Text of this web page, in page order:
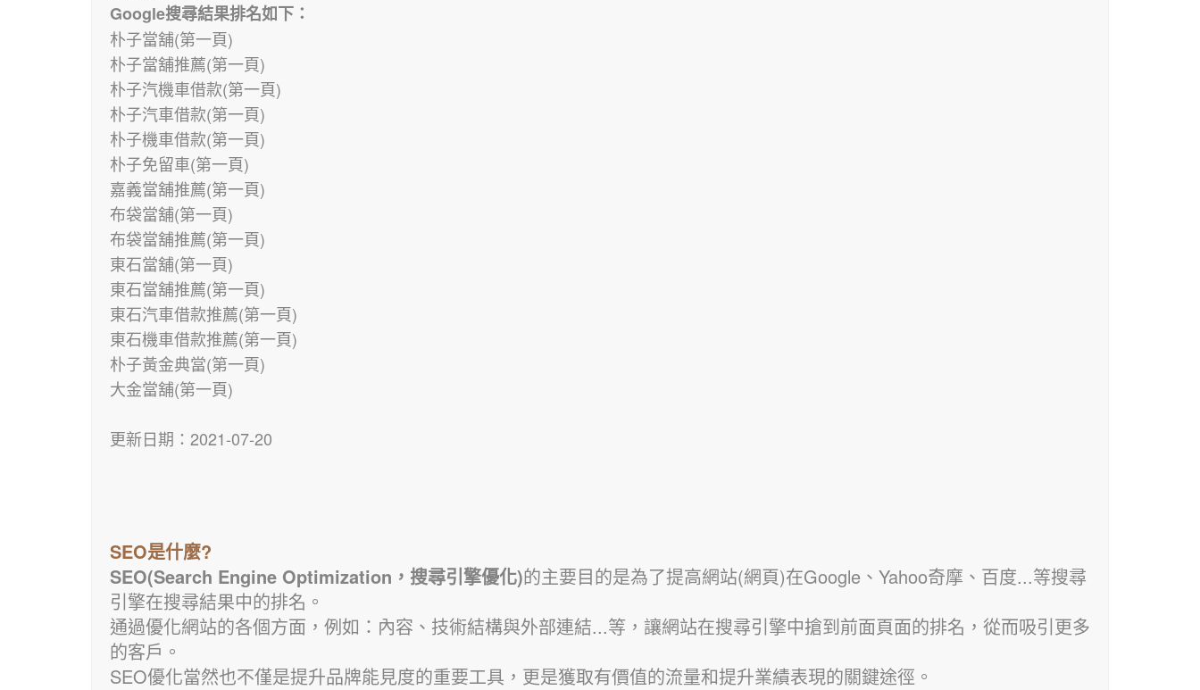
Google搜尋結果排名如下：
朴子當舖(第一頁)
朴子當舖推薦(第一頁)
朴子汽機車借款(第一頁)
朴子汽車借款(第一頁)
朴子機車借款(第一頁)
朴子免留車(第一頁)
嘉義當舖推薦(第一頁)
布袋當舖(第一頁)
布袋當舖推薦(第一頁)
東石當舖(第一頁)
東石當舖推薦(第一頁)
東石汽車借款推薦(第一頁)
東石機車借款推薦(第一頁)
朴子黃金典當(第一頁)
大金當舖(第一頁)
更新日期：2021-07-20
SEO是什麼?
SEO(Search Engine Optimization，搜尋引擎優化)的主要目的是為了提高網站(網頁)在Google、Yahoo奇摩、百度...等搜尋
引擎在搜尋結果中的排名。
通過優化網站的各個方面，例如：內容、技術結構與外部連結...等，讓網站在搜尋引擎中搶到前面頁面的排名，從而吸引更多
的客戶。
SEO優化當然也不僅是提升品牌能見度的重要工具，更是獲取有價值的流量和提升業績表現的關鍵途徑。